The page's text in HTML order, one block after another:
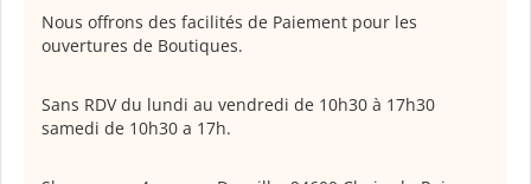
Nous offrons des facilités de Paiement pour les
ouvertures de Boutiques.
Sans RDV du lundi au vendredi de 10h30 à 17h30
samedi de 10h30 a 17h.